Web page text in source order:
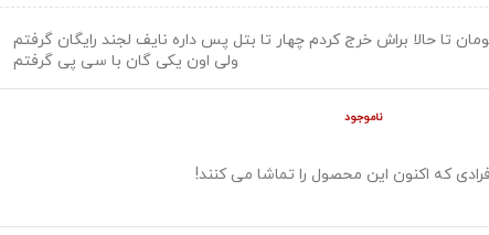
تا حالا براش خرج کردم چهار تا بتل پس داره نایف لجند رایگان گرفتم
ولی اون یکی گان با سی پی گرفتم
ناموجود
که اکنون این محصول را تماشا می کنند!